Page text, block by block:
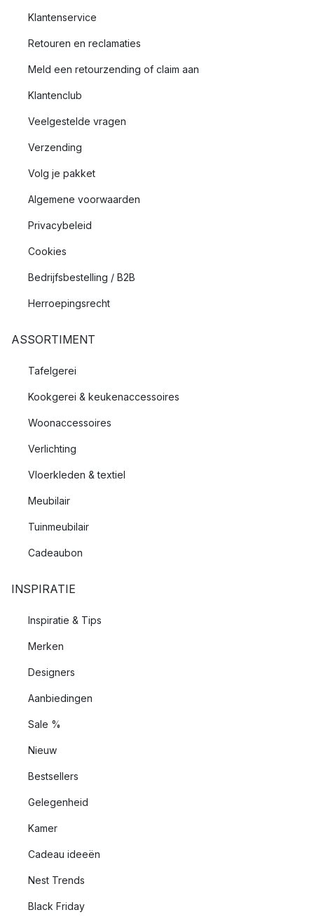
Klantenservice
Retouren en reclamaties
Meld een retourzending of claim aan
Klantenclub
Veelgestelde vragen
Verzending
Volg je pakket
Algemene voorwaarden
Privacybeleid
Cookies
Bedrijfsbestelling / B2B
Herroepingsrecht
ASSORTIMENT
Tafelgerei
Kookgerei & keukenaccessoires
Woonaccessoires
Verlichting
Vloerkleden & textiel
Meubilair
Tuinmeubilair
Cadeaubon
INSPIRATIE
Inspiratie & Tips
Merken
Designers
Aanbiedingen
Sale %
Nieuw
Bestsellers
Gelegenheid
Kamer
Cadeau ideeën
Nest Trends
Black Friday